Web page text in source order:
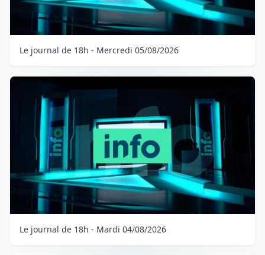
Le journal de 18h - Mercredi 05/08/2026
Le journal de 18h - Mardi 04/08/2026